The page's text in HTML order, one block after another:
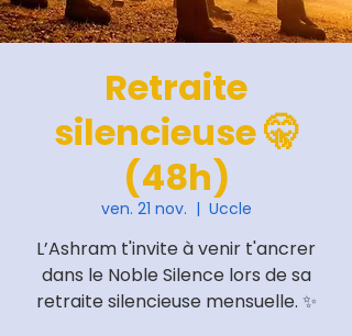
Retraite
silencieuse 🤫
(48h)
ven. 21 nov.
  |
Uccle
L’Ashram t'invite à venir t'ancrer
dans le Noble Silence lors de sa
retraite silencieuse mensuelle. ✨